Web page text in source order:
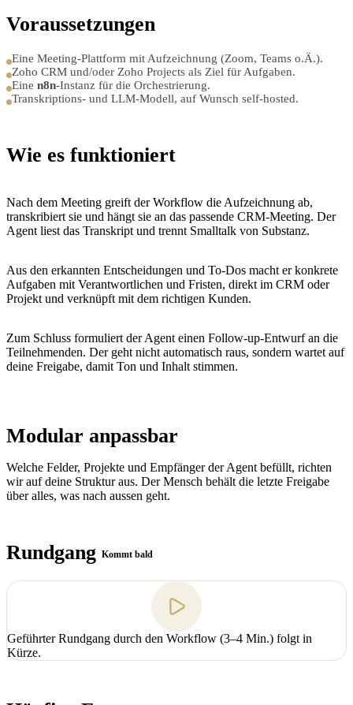
Voraussetzungen
Eine Meeting-Plattform mit Aufzeichnung (Zoom, Teams o.Ä.).
Zoho CRM und/oder Zoho Projects als Ziel für Aufgaben.
Eine n8n-Instanz für die Orchestrierung.
Transkriptions- und LLM-Modell, auf Wunsch self-hosted.
Wie es funktioniert
Nach dem Meeting greift der Workflow die Aufzeichnung ab,
transkribiert sie und hängt sie an das passende CRM-Meeting. Der
Agent liest das Transkript und trennt Smalltalk von Substanz.
Aus den erkannten Entscheidungen und To-Dos macht er konkrete
Aufgaben mit Verantwortlichen und Fristen, direkt im CRM oder
Projekt und verknüpft mit dem richtigen Kunden.
Zum Schluss formuliert der Agent einen Follow-up-Entwurf an die
Teilnehmenden. Der geht nicht automatisch raus, sondern wartet auf
deine Freigabe, damit Ton und Inhalt stimmen.
Modular anpassbar
Welche Felder, Projekte und Empfänger der Agent befüllt, richten
wir auf deine Struktur aus. Der Mensch behält die letzte Freigabe
über alles, was nach aussen geht.
Rundgang Kommt bald
Geführter Rundgang durch den Workflow (3–4 Min.) folgt in
Kürze.